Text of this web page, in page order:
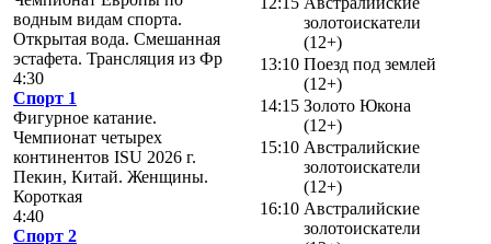
водным видам спорта.
Открытая вода. Смешанная
эстафета. Трансляция из Фр
4:30
Спорт 1
Фигурное катание.
Чемпионат четырех
континентов ISU 2026 г.
Пекин, Китай. Женщины.
Короткая
4:40
Спорт 2
золотоискатели
(12+)
13:10 Поезд под землей
(12+)
14:15 Золото Юкона
(12+)
15:10 Австралийские
золотоискатели
(12+)
16:10 Австралийские
золотоискатели